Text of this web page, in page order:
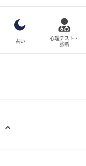
占い
心理テスト・
診断